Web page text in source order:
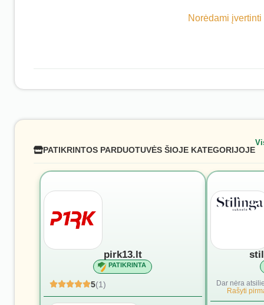
Norėdami
PATIKRINTOS PARDUOTUVĖS ŠIOJE KATEGORIJOJE
pirk13.lt
PATIKRINTA
5(1)
Dar nėra
Rašyti